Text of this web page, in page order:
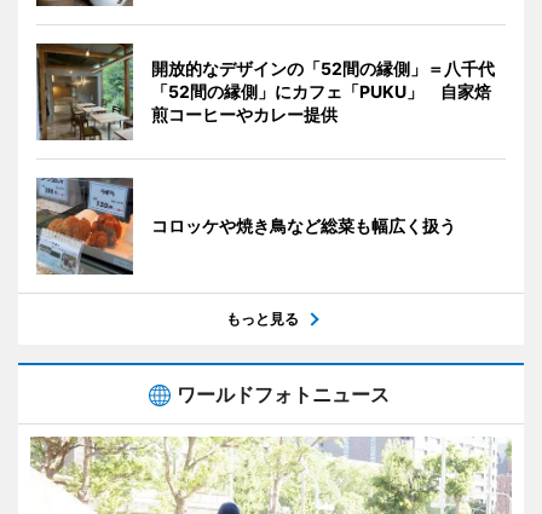
開放的なデザインの「52間の縁側」＝八千代
「52間の縁側」にカフェ「PUKU」 自家焙
煎コーヒーやカレー提供
コロッケや焼き鳥など総菜も幅広く扱う
もっと見る
ワールドフォトニュース